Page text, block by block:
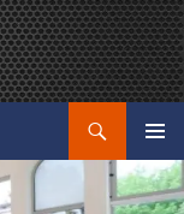
GLAVNI
MENI